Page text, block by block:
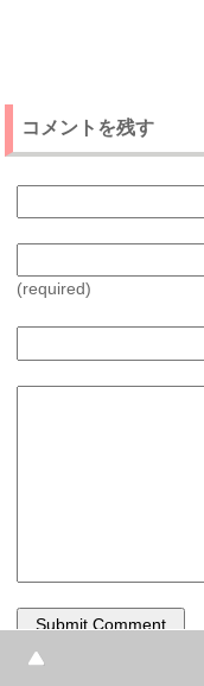
コメントを残す
(required)